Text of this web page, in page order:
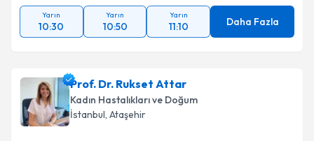
Yarın
10:30
Yarın
10:50
Yarın
11:10 Daha Fazla
Prof. Dr. Rukset Attar
Kadın Hastalıkları ve Doğum
İstanbul, Ataşehir